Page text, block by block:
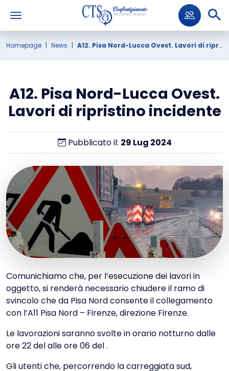
Homepage News A12. Pisa Nord-Lucca Ovest. Lavori di ripristino incidente
A12. Pisa Nord-Lucca Ovest.
Lavori di ripristino incidente
Pubblicato il: 29 Lug 2024
Comunichiamo che, per l’esecuzione dei lavori in
oggetto, si renderà necessario chiudere il ramo di
svincolo che da Pisa Nord consente il collegamento
con l’A11 Pisa Nord – Firenze, direzione Firenze.
Le lavorazioni saranno svolte in orario notturno dalle
ore 22 del alle ore 06 del .
Gli utenti che, percorrendo la carreggiata sud,